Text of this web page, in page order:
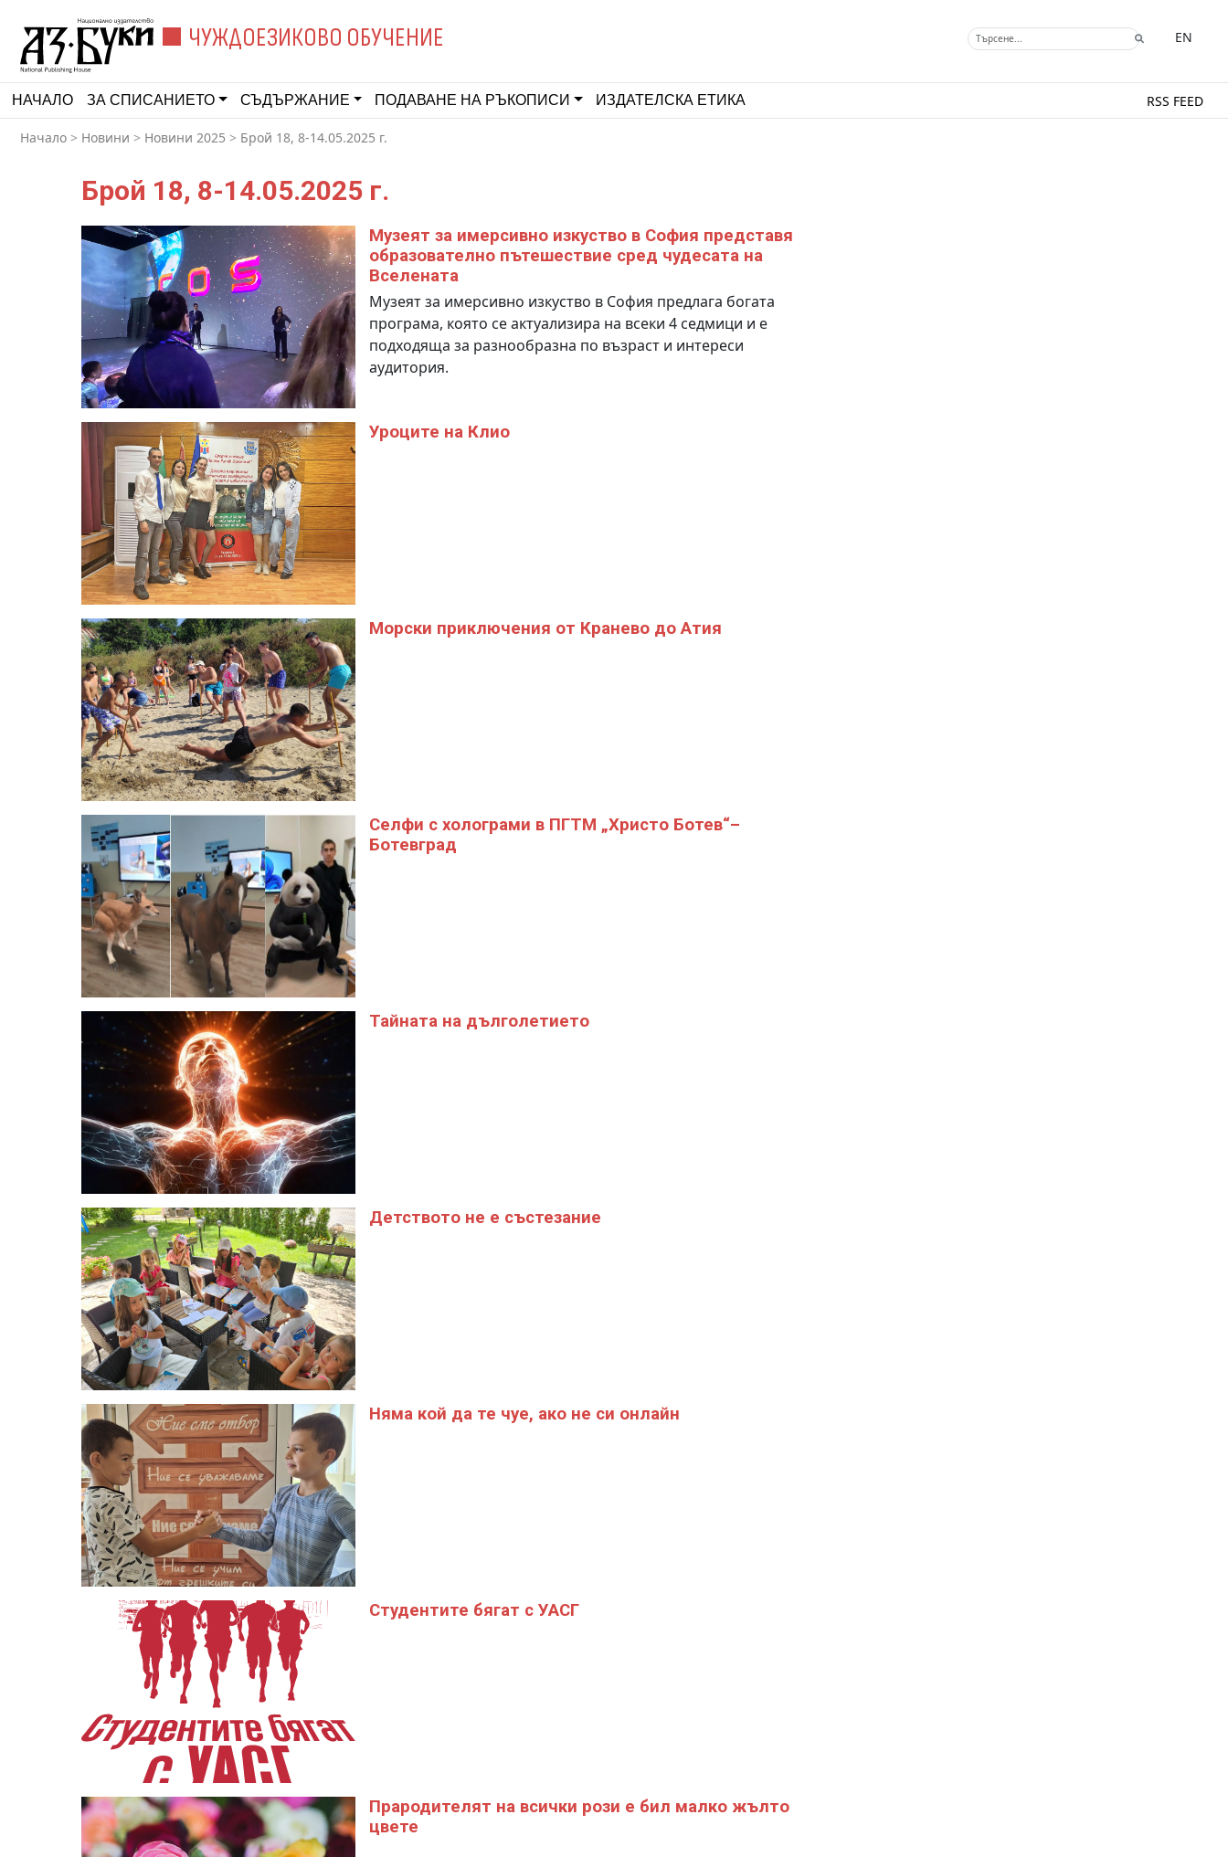
ЧУЖДОЕЗИКОВО ОБУЧЕНИЕ EN
НАЧАЛО ЗА СПИСАНИЕТО СЪДЪРЖАНИЕ ПОДАВАНЕ НА РЪКОПИСИ ИЗДАТЕЛСКА ЕТИКА RSS FEED
Начало > Новини > Новини 2025 > Брой 18, 8-14.05.2025 г.
Брой 18, 8-14.05.2025 г.
Музеят за имерсивно изкуство в София представя
образователно пътешествие сред чудесата на
Вселената
Музеят за имерсивно изкуство в София предлага богата
програма, която се актуализира на всеки 4 седмици и е
подходяща за разнообразна по възраст и интереси
аудитория.
Уроците на Клио
Морски приключения от Кранево до Атия
Селфи с холограми в ПГТМ „Христо Ботев“–
Ботевград
Тайната на дълголетието
Детството не е състезание
Няма кой да те чуе, ако не си онлайн
Студентите бягат с УАСГ
Прародителят на всички рози е бил малко жълто
цвете